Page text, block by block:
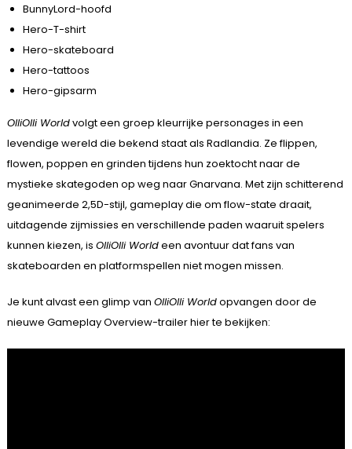
BunnyLord-hoofd
Hero-T-shirt
Hero-skateboard
Hero-tattoos
Hero-gipsarm
OlliOlli Worldvolgt een groep kleurrijke personages in een
levendige wereld die bekend staat als Radlandia. Ze flippen,
flowen, poppen en grinden tijdens hun zoektocht naar de
mystieke skategoden op weg naar Gnarvana. Met zijn schitterend
geanimeerde 2,5D-stijl, gameplay die om flow-state draait,
uitdagende zijmissies en verschillende paden waaruit spelers
kunnen kiezen, is OlliOlli Worldeen avontuur dat fans van
skateboarden en platformspellen niet mogen missen.
Je kunt alvast een glimp van OlliOlli Worldopvangen door de
nieuwe Gameplay Overview-trailer hier te bekijken: